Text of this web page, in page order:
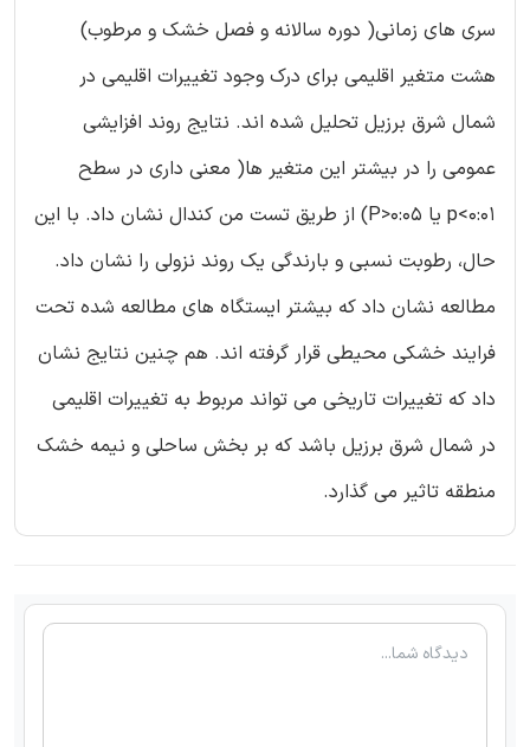
سری های زمانی( دوره سالانه و فصل خشک و مرطوب)
هشت متغیر اقلیمی برای درک وجود تغییرات اقلیمی در
شمال شرق برزیل تحلیل شده اند. نتایج روند افزایشی
عمومی را در بیشتر این متغیر ها( معنی داری در سطح
p<0:01 یا P>0:05) از طریق تست من کندال نشان داد. با این
حال، رطوبت نسبی و بارندگی یک روند نزولی را نشان داد.
مطالعه نشان داد که بیشتر ایستگاه های مطالعه شده تحت
فرایند خشکی محیطی قرار گرفته اند. هم چنین نتایج نشان
داد که تغییرات تاریخی می تواند مربوط به تغییرات اقلیمی
در شمال شرق برزیل باشد که بر بخش ساحلی و نیمه خشک
منطقه تاثیر می گذارد.